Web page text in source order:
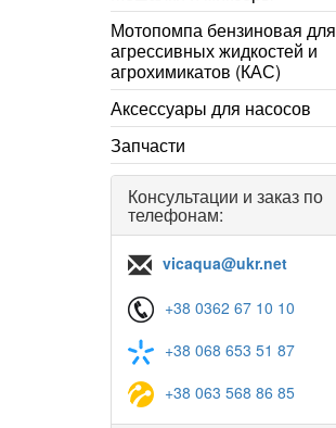
Мотопомпа бензиновая для
агрессивных жидкостей и
агрохимикатов (КАС)
Аксессуары для насосов
Запчасти
Консультации и заказ по
телефонам:
vicaqua@ukr.net
+38 0362 67 10 10
+38 068 653 51 87
+38 063 568 86 85